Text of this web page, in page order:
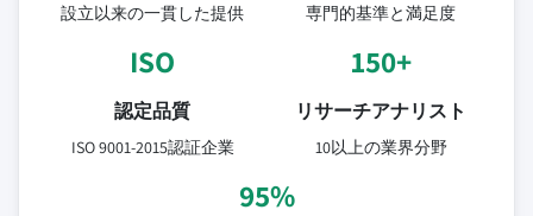
設立以来の一貫した提供 専門的基準と満足度
ISO
認定品質
ISO 9001-2015認証企業
150+
リサーチアナリスト
10以上の業界分野
95%